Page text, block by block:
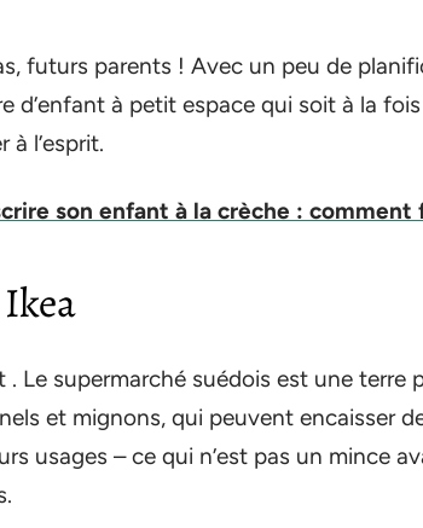
futurs parents ! Avec un peu de
d’enfant à petit espace qui soit à la
à l’esprit.
son enfant à la crèche : comment
. Le supermarché suédois est une terre
et mignons, qui peuvent encaisser
usages – ce qui n’est pas un mince